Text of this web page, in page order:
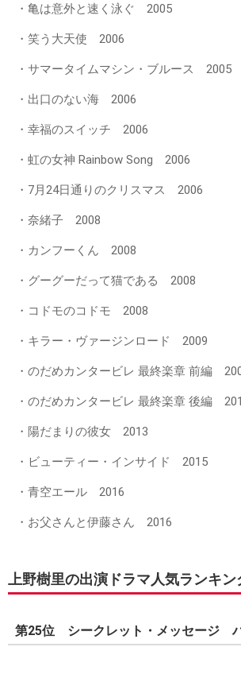
・亀は意外と速く泳ぐ 2005
・笑う大天使 2006
・サマータイムマシン・ブルース 2005
・出口のない海 2006
・幸福のスイッチ 2006
・虹の女神 Rainbow Song 2006
・7月24日通りのクリスマス 2006
・奈緒子 2008
・カンフーくん 2008
・グーグーだって猫である 2008
・コドモのコドモ 2008
・キラー・ヴァージンロード 2009
・のだめカンタービレ 最終楽章 前編
・のだめカンタービレ 最終楽章 後編
・陽だまりの彼女 2013
・ビューティー・インサイド 2015
・青空エール 2016
・お父さんと伊藤さん 2016
上野樹里の出演ドラマ人気ランキ
第25位 シークレット・メッセージ